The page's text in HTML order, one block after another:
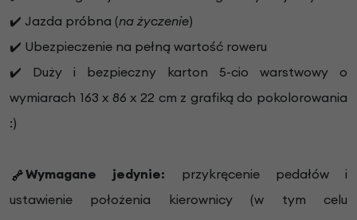
✔️ Jazda próbna (na życzenie)
✔️ Ubezpieczenie na pełną wartość roweru
✔️ Duży i bezpieczny karton 5-cio warstwowy o
wymiarach 163 x 86 x 22 cm z grafiką do pokolorowania
:)
Wymagane jedynie: przykręcenie pedałów i
ustawienie położenia kierownicy (w tym celu